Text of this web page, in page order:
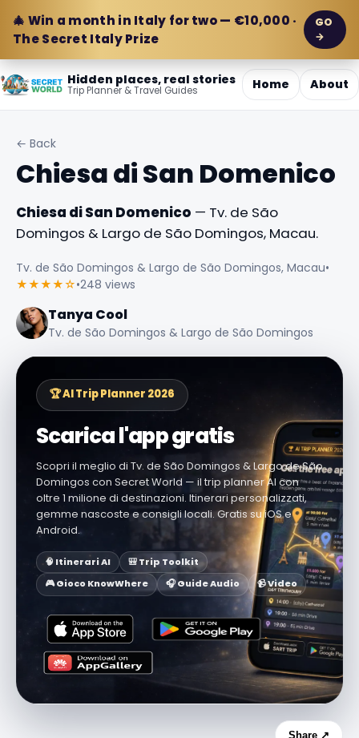
🎄 Win a month in Italy for two — €10,000 ·
The Secret Italy Prize
GO
→
Hidden places, real stories
Trip Planner & Travel Guides Home About
← Back
Chiesa di San Domenico
Chiesa di San Domenico — Tv. de São
Domingos & Largo de São Domingos, Macau.
Tv. de São Domingos & Largo de São Domingos, Macau•
★★★★☆•248 views
Tanya Cool
Tv. de São Domingos & Largo de São Domingos
🏆 AI Trip Planner 2026
Scarica l'app gratis
Scopri il meglio di Tv. de São Domingos & Largo de São
Domingos con Secret World — il trip planner AI con
oltre 1 milione di destinazioni. Itinerari personalizzati,
gemme nascoste e consigli locali. Gratis su iOS e
Android.
🧠 Itinerari AI
🎒 Trip Toolkit
🎮 Gioco KnowWhere
🎧 Guide Audio 📹 Video
Share ↗